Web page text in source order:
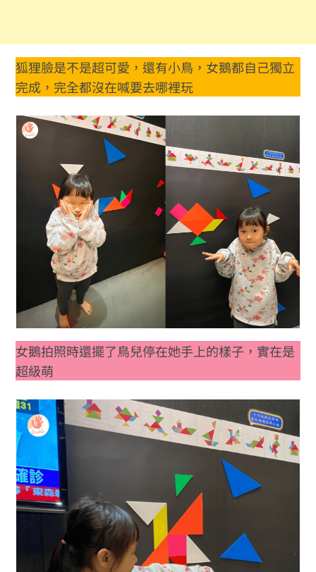
狐狸臉是不是超可愛，還有小鳥，女鵝都自己獨立
完成，完全都沒在喊要去哪裡玩
女鵝拍照時還擺了鳥兒停在她手上的樣子，實在是
超級萌